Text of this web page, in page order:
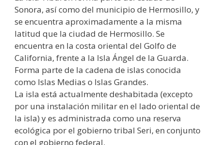
Sonora, así como del municipio de Hermosillo, y
se encuentra aproximadamente a la misma
latitud que la ciudad de Hermosillo. Se
encuentra en la costa oriental del Golfo de
California, frente a la Isla Ángel de la Guarda.
Forma parte de la cadena de islas conocida
como Islas Medias o Islas Grandes.
La isla está actualmente deshabitada (excepto
por una instalación militar en el lado oriental de
la isla) y es administrada como una reserva
ecológica por el gobierno tribal Seri, en conjunto
con el gobierno federal.